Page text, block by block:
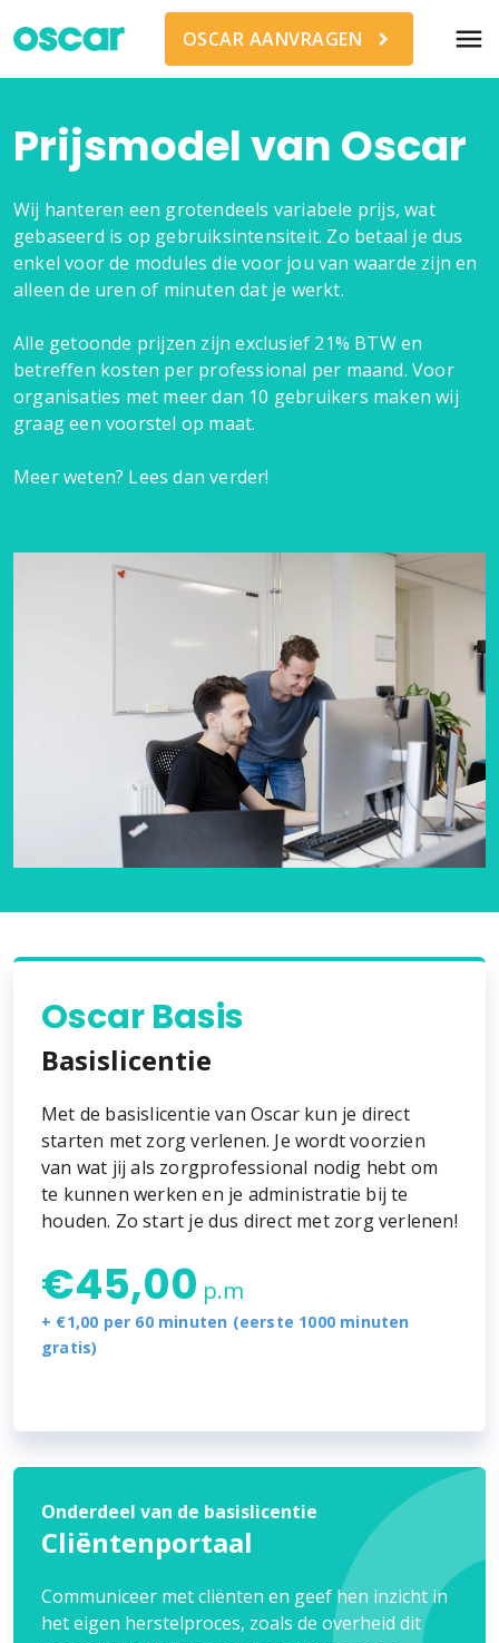
OSCAR AANVRAGEN menu
Prijsmodel van Oscar
Wij hanteren een grotendeels variabele prijs, wat
gebaseerd is op gebruiksintensiteit. Zo betaal je dus
enkel voor de modules die voor jou van waarde zijn en
alleen de uren of minuten dat je werkt.
Alle getoonde prijzen zijn exclusief 21% BTW en
betreffen kosten per professional per maand. Voor
organisaties met meer dan 10 gebruikers maken wij
graag een voorstel op maat.
Meer weten? Lees dan verder!
Oscar Basis
Basislicentie
Met de basislicentie van Oscar kun je direct
starten met zorg verlenen. Je wordt voorzien
van wat jij als zorgprofessional nodig hebt om
te kunnen werken en je administratie bij te
houden. Zo start je dus direct met zorg verlenen!
€45,00 p.m
+ €1,00 per 60 minuten (eerste 1000 minuten
gratis)
Onderdeel van de basislicentie
Cliëntenportaal
Communiceer met cliënten en geef hen inzicht in
het eigen herstelproces, zoals de overheid dit